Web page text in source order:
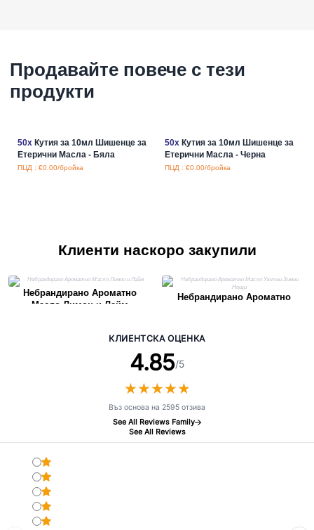
Продавайте повече с тези
продукти
50xКутия за 10мл Шишенце за
Етерични Масла - Бяла
ПЦД : €0.00/бройка
50xКутия за 10мл Шишенце за
Етерични Масла - Черна
ПЦД : €0.00/бройка
Клиенти наскоро закупили
Небрандирано Ароматно
Масло Лимон и Лайм
Небрандирано Ароматно
КЛИЕНТСКА ОЦЕНКА
4.85/5
★★★★★
★★★★★
Въз основа на 2595 отзива
See All Reviews Family
See All Reviews